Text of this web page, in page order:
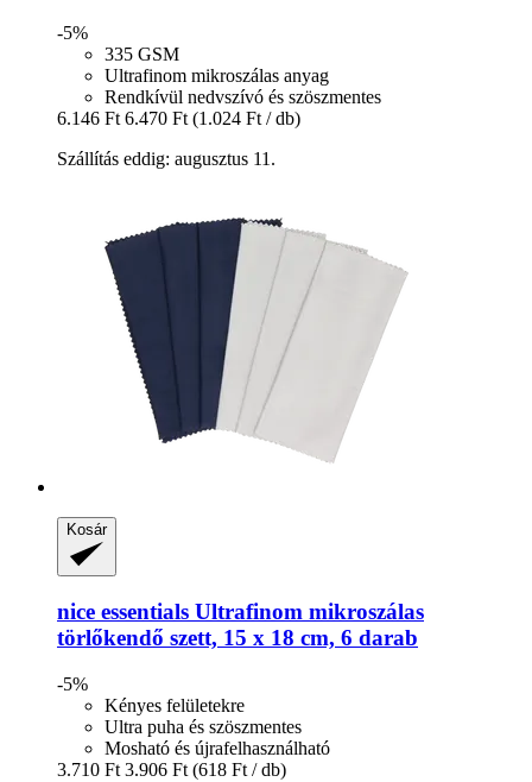
-5%
335 GSM
Ultrafinom mikroszálas anyag
Rendkívül nedvszívó és szöszmentes
6.146 Ft 6.470 Ft (1.024 Ft / db)
Szállítás eddig: augusztus 11.
Kosár
nice essentials Ultrafinom mikroszálas
törlőkendő szett, 15 x 18 cm, 6 darab
-5%
Kényes felületekre
Ultra puha és szöszmentes
Mosható és újrafelhasználható
3.710 Ft 3.906 Ft (618 Ft / db)